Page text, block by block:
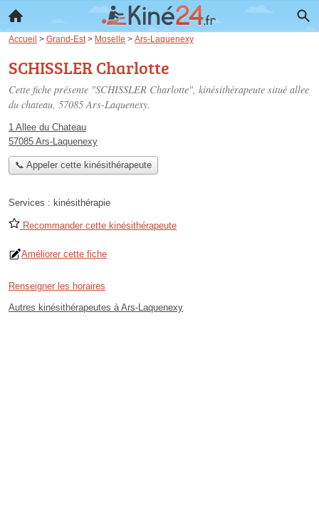
Accueil > Grand-Est > Moselle > Ars-Laquenexy
SCHISSLER Charlotte
Cette fiche présente "SCHISSLER Charlotte", kinésithérapeute situé allee
du chateau, 57085 Ars-Laquenexy.
1 Allee du Chateau
57085 Ars-Laquenexy
📞 Appeler cette kinésithérapeute
Services : kinésithérapie
Recommander cette kinésithérapeute
Améliorer cette fiche
Renseigner les horaires
Autres kinésithérapeutes à Ars-Laquenexy